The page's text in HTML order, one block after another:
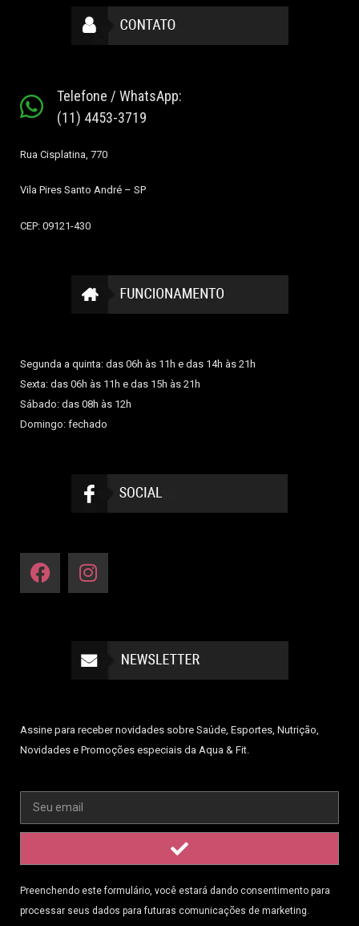
Telefone / WhatsApp:
(11) 4453-3719
Rua Cisplatina, 770
Vila Pires Santo André – SP
CEP: 09121-430
Segunda a quinta: das 06h às 11h e das 14h às 21h
Sexta: das 06h às 11h e das 15h às 21h
Sábado: das 08h às 12h
Domingo: fechado
Assine para receber novidades sobre Saúde, Esportes, Nutrição,
Novidades e Promoções especiais da Aqua & Fit.
Preenchendo este formulário, você estará dando consentimento para
processar seus dados para futuras comunicações de marketing.